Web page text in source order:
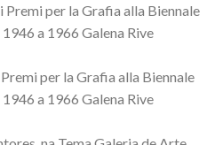
Premi per la Grafia alla Biennale
a 1966 Galena Rive
per la Grafia alla Biennale
a 1966 Galena Rive